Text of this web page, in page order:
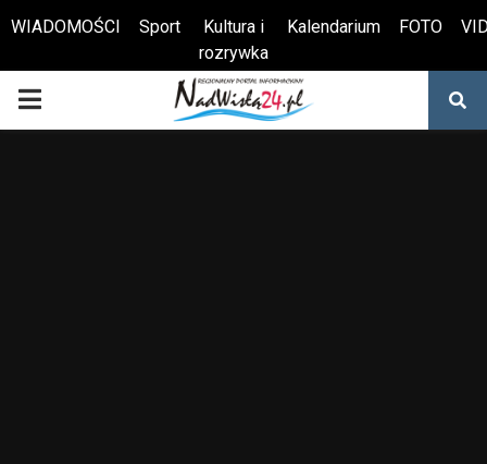
Otwórz pasek narzędzi
WIADOMOŚCI Sport
Kultura i
rozrywka
Kalendarium FOTO
PRIMARY